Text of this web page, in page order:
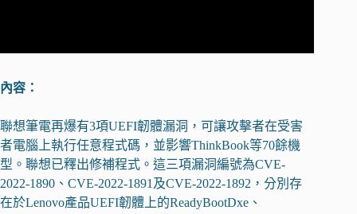
內容：
聯想筆電再爆有3項UEFI韌體漏洞，可讓攻擊者在受害
者電腦上執行任意程式碼，並影響ThinkBook等70餘機
型。聯想已釋出修補程式。這三項漏洞編號為CVE-
2022-1890、CVE-2022-1891及CVE-2022-1892，分別存
在於Lenovo產品UEFI韌體上的ReadyBootDxe、